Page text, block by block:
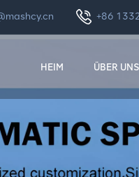
+86
HEIM ÜBER UNS